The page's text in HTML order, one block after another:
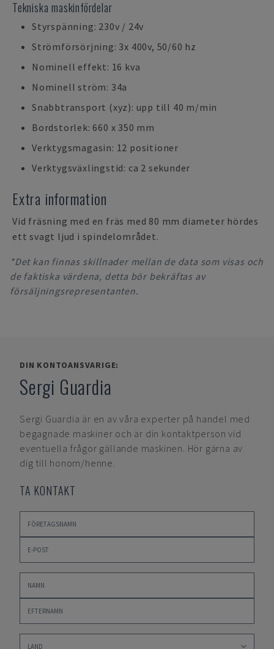
Tekniska maskinfördelar
Styrspänning: 230v / 24v
Strömförsörjning: 3x 400v, 50/60 hz
Nominell effekt: 16 kva
Nominell ström: 34a
Snabbtransport (xyz): upp till 40 m/min
Bordstorlek: 660 x 350 mm
Verktygsmagasin: 12 positioner
Verktygsväxlingstid: ca 2 sekunder
Extra information
Vid fräsning med en fräs med 80 mm diameter hördes
ett svagt ljud i spindelområdet.
*Det kan finnas skillnader mellan de data som visas och
de faktiska värdena, detta bör bekräftas av
försäljningsrepresentanten.
DIN KONTOANSVARIGE:
Sergi Guardia
Sergi Guardia är en av våra experter på handel med
begagnade maskiner och är din kontaktperson vid
eventuella frågor gällande maskinen. Hör gärna av
dig till honom/henne.
TA KONTAKT